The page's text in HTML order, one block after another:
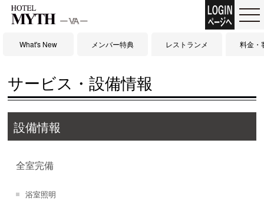
What's New メンバー特典 レストランメ 料金・
サービス・設備情報
設備情報
全室完備
浴室照明